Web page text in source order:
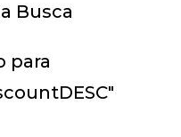
Busca
para